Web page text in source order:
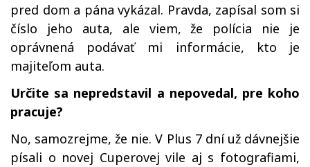
pred dom a pána vykázal. Pravda, zapísal som si
číslo jeho auta, ale viem, že polícia nie je
oprávnená podávať mi informácie, kto je
majiteľom auta.
Určite sa nepredstavil a nepovedal, pre koho
pracuje?
No, samozrejme, že nie. V Plus 7 dní už dávnejšie
písali o novej Cuperovej vile aj s fotografiami,